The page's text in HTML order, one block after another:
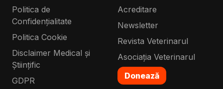
Politica de
Confidențialitate
Politica Cookie
Disclaimer Medical și
Științific
GDPR
Acreditare
Newsletter
Revista Veterinarul
Asociația Veterinarul
Donează